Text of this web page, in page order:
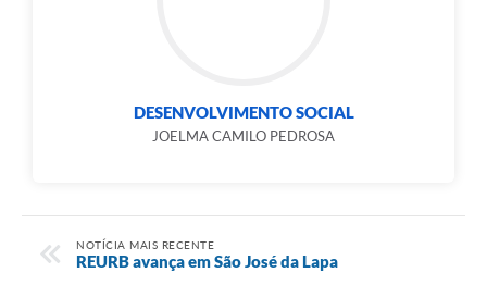
DESENVOLVIMENTO SOCIAL
JOELMA CAMILO PEDROSA
NOTÍCIA MAIS RECENTE
REURB avança em São José da Lapa